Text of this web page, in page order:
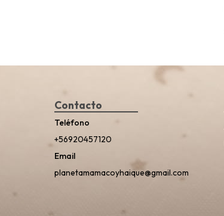
Contacto
Teléfono
+56920457120
Email
planetamamacoyhaique@gmail.com